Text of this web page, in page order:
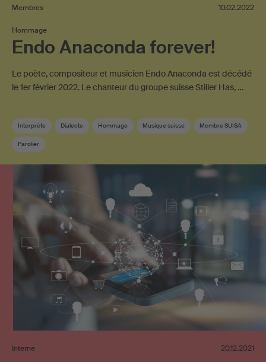
Membres 10.02.2022
Hommage
Endo Anaconda forever!
Le poète, compositeur et musicien Endo Anaconda est décédé
le 1er février 2022. Le chanteur du groupe suisse Stiller Has, …
Interprète Dialecte Hommage Musique suisse Membre SUISA
Parolier
Interne 20.12.2021